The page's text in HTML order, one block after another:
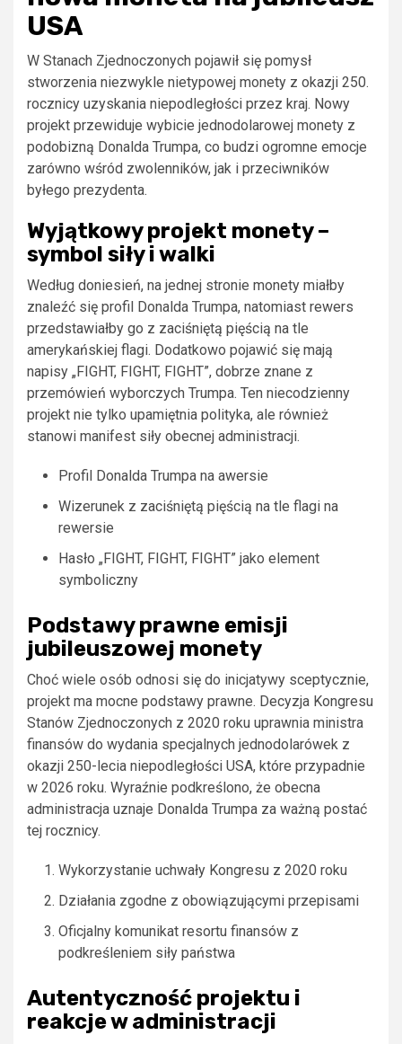
USA
W Stanach Zjednoczonych pojawił się pomysł
stworzenia niezwykle nietypowej monety z okazji 250.
rocznicy uzyskania niepodległości przez kraj. Nowy
projekt przewiduje wybicie jednodolarowej monety z
podobizną Donalda Trumpa, co budzi ogromne emocje
zarówno wśród zwolenników, jak i przeciwników
byłego prezydenta.
Wyjątkowy projekt monety –
symbol siły i walki
Według doniesień, na jednej stronie monety miałby
znaleźć się profil Donalda Trumpa, natomiast rewers
przedstawiałby go z zaciśniętą pięścią na tle
amerykańskiej flagi. Dodatkowo pojawić się mają
napisy „FIGHT, FIGHT, FIGHT”, dobrze znane z
przemówień wyborczych Trumpa. Ten niecodzienny
projekt nie tylko upamiętnia polityka, ale również
stanowi manifest siły obecnej administracji.
Profil Donalda Trumpa na awersie
Wizerunek z zaciśniętą pięścią na tle flagi na
rewersie
Hasło „FIGHT, FIGHT, FIGHT” jako element
symboliczny
Podstawy prawne emisji
jubileuszowej monety
Choć wiele osób odnosi się do inicjatywy sceptycznie,
projekt ma mocne podstawy prawne. Decyzja Kongresu
Stanów Zjednoczonych z 2020 roku uprawnia ministra
finansów do wydania specjalnych jednodolarówek z
okazji 250-lecia niepodległości USA, które przypadnie
w 2026 roku. Wyraźnie podkreślono, że obecna
administracja uznaje Donalda Trumpa za ważną postać
tej rocznicy.
Wykorzystanie uchwały Kongresu z 2020 roku
Działania zgodne z obowiązującymi przepisami
Oficjalny komunikat resortu finansów z
podkreśleniem siły państwa
Autentyczność projektu i
reakcje w administracji